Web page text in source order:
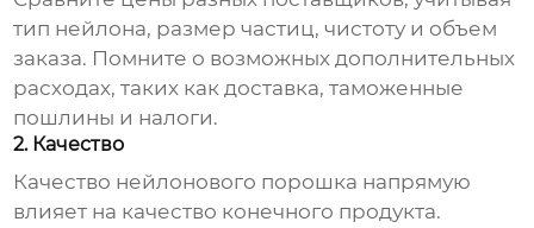
тип нейлона, размер частиц, чистоту и объем
заказа. Помните о возможных дополнительных
расходах, таких как доставка, таможенные
пошлины и налоги.
2. Качество
Качество нейлонового порошка напрямую
влияет на качество конечного продукта.